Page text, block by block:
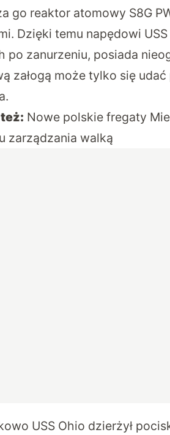
go reaktor atomowy S8G
Dzięki temu napędowi
po zanurzeniu, posiada
załogą może tylko się
Nowe polskie fregaty
zarządzania walką
USS Ohio dzierżył